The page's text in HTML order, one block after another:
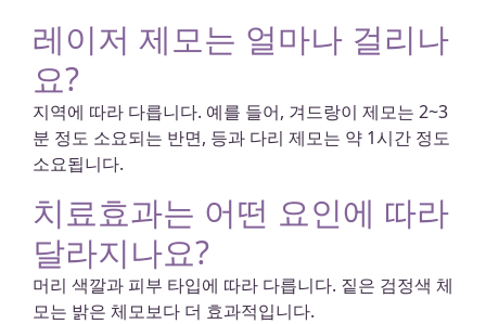
레이저 제모는 얼마나 걸리나
요?
지역에 따라 다릅니다. 예를 들어, 겨드랑이 제모는 2~3
분 정도 소요되는 반면, 등과 다리 제모는 약 1시간 정도
소요됩니다.
치료효과는 어떤 요인에 따라
달라지나요?
머리 색깔과 피부 타입에 따라 다릅니다. 짙은 검정색 체
모는 밝은 체모보다 더 효과적입니다.